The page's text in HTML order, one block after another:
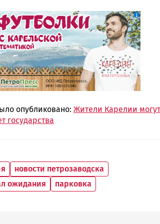
опубликовано: Жители Карелии могут
государства
новости петрозаводска
ожидания парковка